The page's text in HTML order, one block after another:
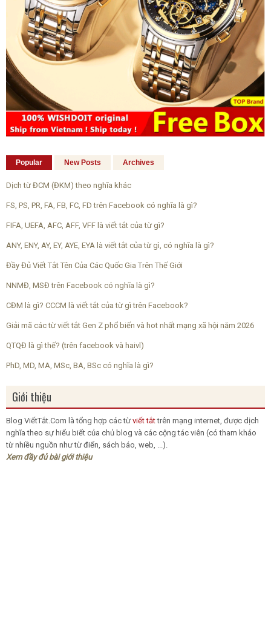
Popular New Posts Archives
Dịch từ ĐCM (ĐKM) theo nghĩa khác
FS, PS, PR, FA, FB, FC, FD trên Facebook có nghĩa là gì?
FIFA, UEFA, AFC, AFF, VFF là viết tắt của từ gì?
ANY, ENY, AY, EY, AYE, EYA là viết tắt của từ gì, có nghĩa là gì?
Đầy Đủ Viết Tắt Tên Của Các Quốc Gia Trên Thế Giới
NNMĐ, MSĐ trên Facebook có nghĩa là gì?
CĐM là gì? CCCM là viết tắt của từ gì trên Facebook?
Giải mã các từ viết tắt Gen Z phổ biến và hot nhất mạng xã hội năm 2026
QTQĐ là gì thế? (trên facebook và haivl)
PhD, MD, MA, MSc, BA, BSc có nghĩa là gì?
Giới thiệu
Blog ViếtTắt.Com là tổng hợp các từ viết tắttrên mạng internet, được dịch
nghĩa theo sự hiểu biết của chủ blog và các cộng tác viên (có tham khảo
từ nhiều nguồn như từ điển, sách báo, web, ...).
Xem đầy đủ bài giới thiệu